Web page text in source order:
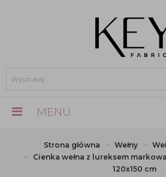
MENU
Strona główna Wełny
Cienka wełna z lureksem
120x150 cm